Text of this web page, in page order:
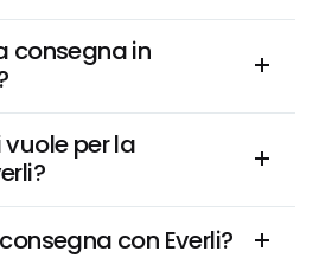
consegna in
per la
con Everli?